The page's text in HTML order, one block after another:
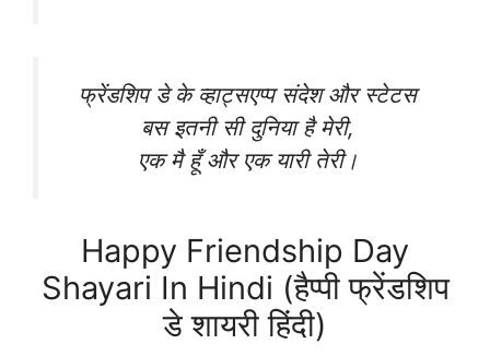
फ्रेंडशिप डे के व्हाट्सएप्प संदेश और स्टेटस
बस इतनी सी दुनिया है मेरी,
एक मै हूँ और एक यारी तेरी।
Happy Friendship Day
Shayari In Hindi (हैप्पी फ्रेंडशिप
डे शायरी हिंदी)